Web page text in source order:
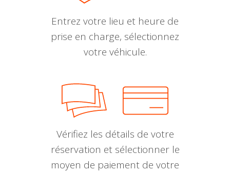
Entrez votre lieu et heure de
prise en charge, sélectionnez
votre véhicule.
Vérifiez les détails de votre
réservation et sélectionner le
moyen de paiement de votre